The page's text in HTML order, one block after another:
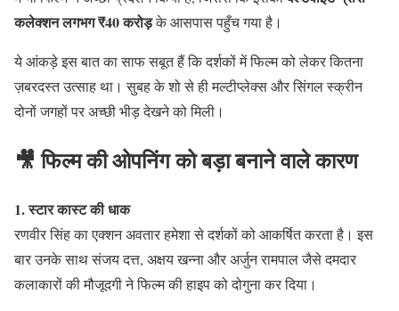
कलेक्शन लगभग ₹40 करोड़के आसपास पहुँच गया है।
ये आंकड़े इस बात का साफ सबूत हैं कि दर्शकों में फिल्म को लेकर कितना
ज़बरदस्त उत्साह था। सुबह के शो से ही मल्टीप्लेक्स और सिंगल स्क्रीन
दोनों जगहों पर अच्छी भीड़ देखने को मिली।
🎥 फिल्म की ओपनिंग को बड़ा बनाने वाले कारण
1. स्टार कास्ट की धाक
रणवीर सिंह का एक्शन अवतार हमेशा से दर्शकों को आकर्षित करता है। इस
बार उनके साथ संजय दत्त, अक्षय खन्ना और अर्जुन रामपाल जैसे दमदार
कलाकारों की मौजूदगी ने फिल्म की हाइप को दोगुना कर दिया।